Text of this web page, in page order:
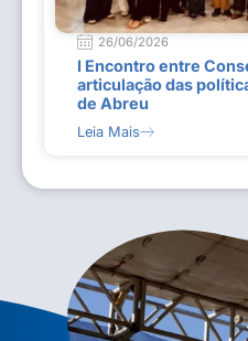
26/06/2026
I Encontro entre
articulação das
de Abreu
Leia Mais